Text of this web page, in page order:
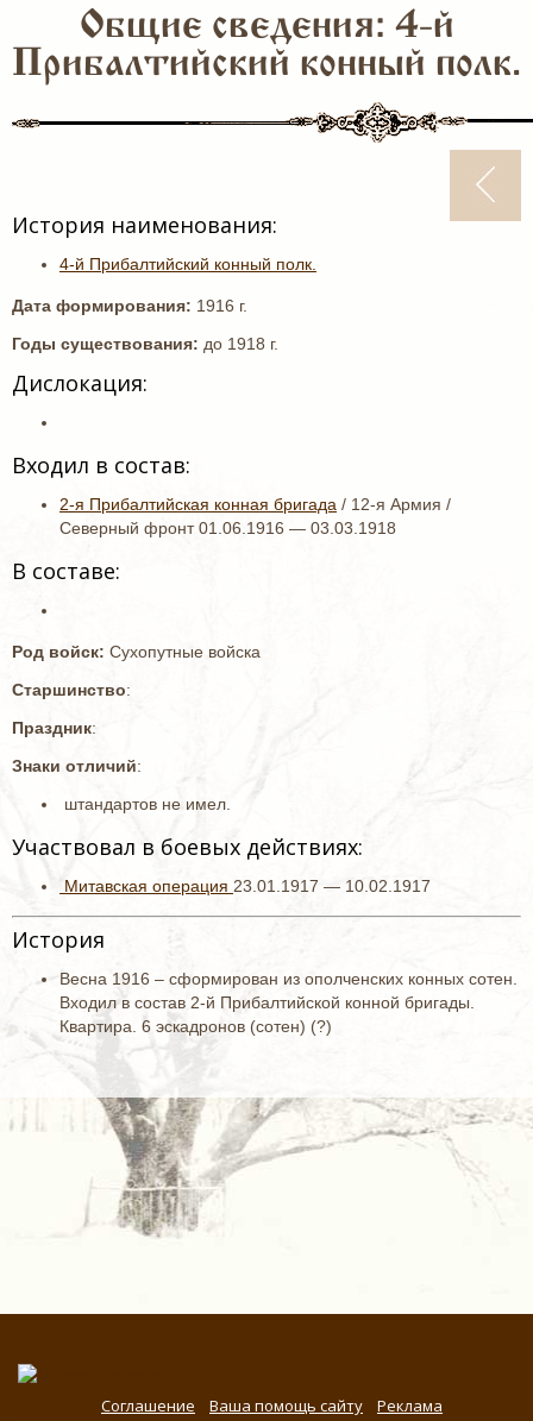
Общие сведения: 4-й
Прибалтийский конный полк.
История наименования:
4-й Прибалтийский конный полк.
Дата формирования: 1916 г.
Годы существования: до 1918 г.
Дислокация:
Входил в состав:
2-я Прибалтийская конная бригада / 12-я Армия /
Северный фронт 01.06.1916 — 03.03.1918
В составе:
Род войск: Сухопутные войска
Старшинство:
Праздник:
Знаки отличий:
штандартов не имел.
Участвовал в боевых действиях:
Митавская операция 23.01.1917 — 10.02.1917
История
Весна 1916 – сформирован из ополченских конных сотен.
Входил в состав 2-й Прибалтийской конной бригады.
Квартира. 6 эскадронов (сотен) (?)
Соглашение Ваша помощь сайту Реклама